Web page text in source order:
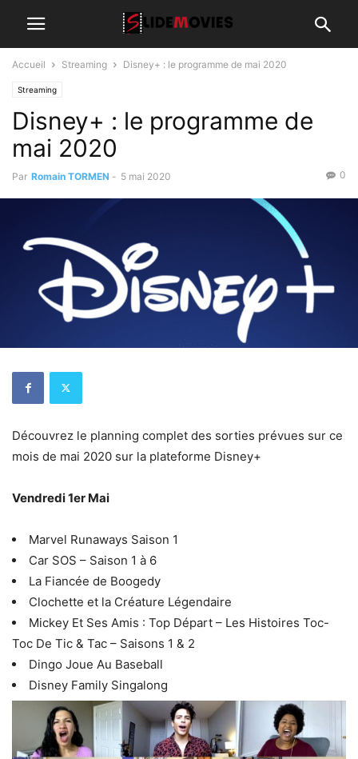
Accueil Streaming Disney+ : le programme de mai 2020
Streaming
Disney+ : le programme de
mai 2020
Par Romain TORMEN - 5 mai 2020 0
Découvrez le planning complet des sorties prévues sur ce
mois de mai 2020 sur la plateforme Disney+
Vendredi 1er Mai
Marvel Runaways Saison 1
Car SOS – Saison 1 à 6
La Fiancée de Boogedy
Clochette et la Créature Légendaire
Mickey Et Ses Amis : Top Départ – Les Histoires Toc-
Toc De Tic & Tac – Saisons 1 & 2
Dingo Joue Au Baseball
Disney Family Singalong